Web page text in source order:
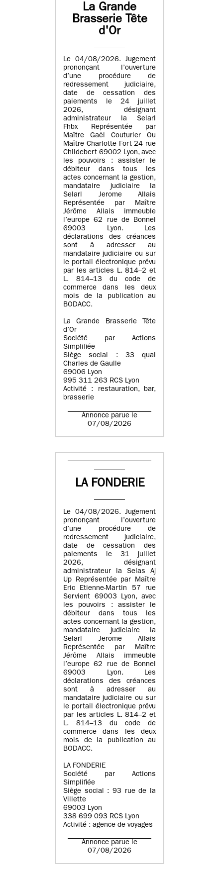
La Grande
Brasserie Tête
d'Or
Le 04/08/2026. Jugement
prononçant l’ouverture
d’une procédure de
redressement judiciaire,
date de cessation des
paiements le 24 juillet
2026, désignant
administrateur la Selarl
Fhbx Représentée par
Maître Gaël Couturier Ou
Maître Charlotte Fort 24 rue
Childebert 69002 Lyon, avec
les pouvoirs : assister le
débiteur dans tous les
actes concernant la gestion,
mandataire judiciaire la
Selarl Jerome Allais
Représentée par Maître
Jérôme Allais immeuble
l’europe 62 rue de Bonnel
69003 Lyon. Les
déclarations des créances
sont à adresser au
mandataire judiciaire ou sur
le portail électronique prévu
par les articles L. 814–2 et
L. 814–13 du code de
commerce dans les deux
mois de la publication au
BODACC.
La Grande Brasserie Tête
d’Or
Société par Actions
Simplifiée
Siège social : 33 quai
Charles de Gaulle
69006 Lyon
995 311 263 RCS Lyon
Activité : restauration, bar,
brasserie
Annonce parue le
07/08/2026
LA FONDERIE
Le 04/08/2026. Jugement
prononçant l’ouverture
d’une procédure de
redressement judiciaire,
date de cessation des
paiements le 31 juillet
2026, désignant
administrateur la Selas Aj
Up Représentée par Maître
Eric Etienne-Martin 57 rue
Servient 69003 Lyon, avec
les pouvoirs : assister le
débiteur dans tous les
actes concernant la gestion,
mandataire judiciaire la
Selarl Jerome Allais
Représentée par Maître
Jérôme Allais immeuble
l’europe 62 rue de Bonnel
69003 Lyon. Les
déclarations des créances
sont à adresser au
mandataire judiciaire ou sur
le portail électronique prévu
par les articles L. 814–2 et
L. 814–13 du code de
commerce dans les deux
mois de la publication au
BODACC.
LA FONDERIE
Société par Actions
Simplifiée
Siège social : 93 rue de la
Villette
69003 Lyon
338 699 093 RCS Lyon
Activité : agence de voyages
Annonce parue le
07/08/2026